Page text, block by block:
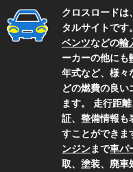
クロスロードは
タルサイトです。
ベンツなどの輸
ーカーの他にも
年式など、様々
どの燃費の良
ます。 走行距
証、整備情報も
すことができま
ンジンまで車パ
取、塗装、廃車